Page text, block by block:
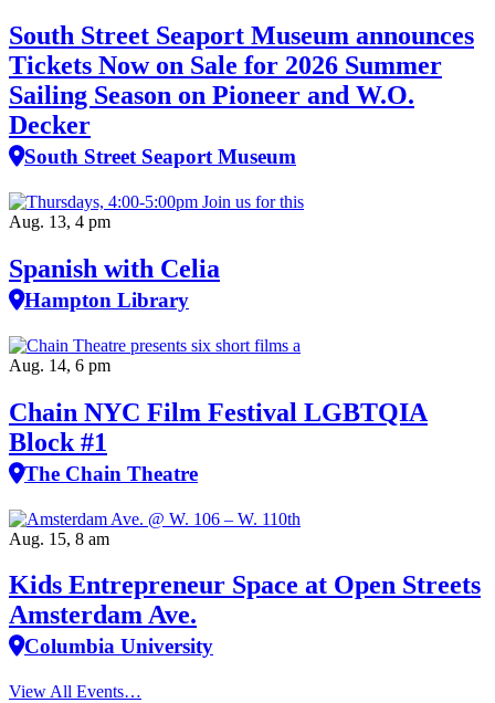
South Street Seaport Museum announces
Tickets Now on Sale for 2026 Summer
Sailing Season on Pioneer and W.O.
Decker
South Street Seaport Museum
Aug. 13, 4 pm
Spanish with Celia
Hampton Library
Aug. 14, 6 pm
Chain NYC Film Festival LGBTQIA
Block #1
The Chain Theatre
Aug. 15, 8 am
Kids Entrepreneur Space at Open Streets
Amsterdam Ave.
Columbia University
View All Events…